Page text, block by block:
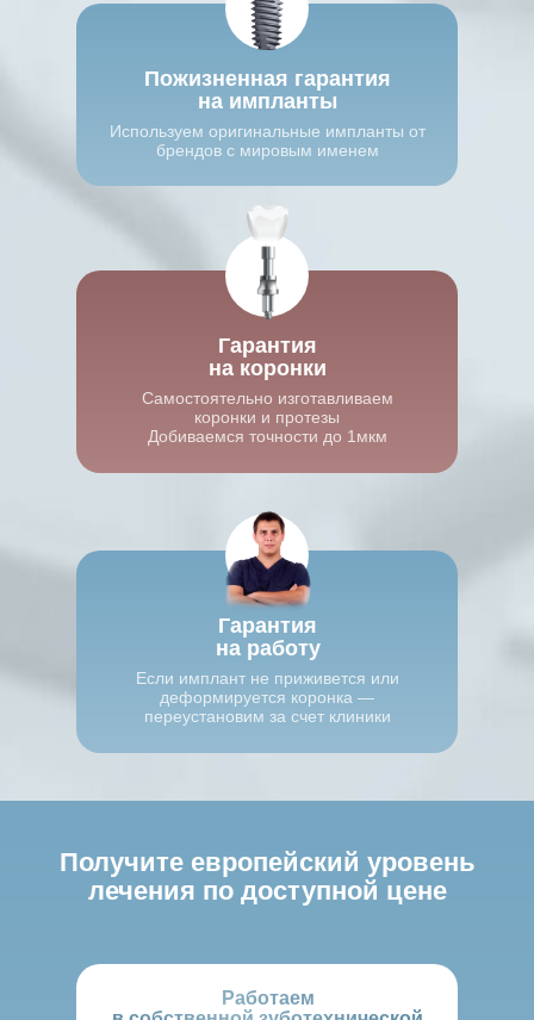
Пожизненная гарантия
на импланты
Гарантия
на коронки
Гарантия
на работу
Используем оригинальные импланты от
брендов с мировым именем
Самостоятельно изготавливаем
коронки и протезы
Добиваемся точности до 1мкм
Если имплант не приживется или
деформируется коронка —
переустановим за счет клиники
Получите европейский уровень
лечения по доступной цене
Работаем